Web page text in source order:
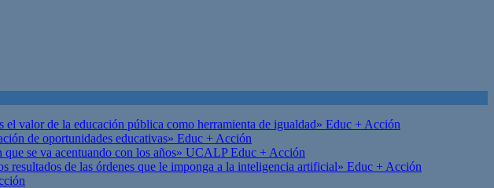
valor de la educación pública como herramienta de igualdad» Educ + Acción
de oportunidades educativas» Educ + Acción
se va acentuando con los años» UCALPEduc + Acción
resultados de las órdenes que le imponga a la inteligencia artificial» Educ + Acción